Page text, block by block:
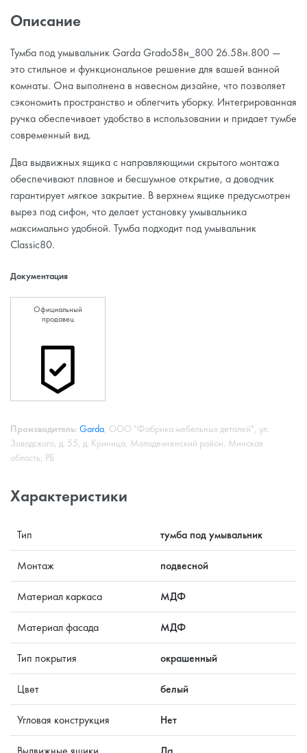
Описание
Тумба под умывальник Garda Grado58н_800 26.58н.800 —
это стильное и функциональное решение для вашей ванной
комнаты. Она выполнена в навесном дизайне, что позволяет
сэкономить пространство и облегчить уборку. Интегрированная
ручка обеспечивает удобство в использовании и придает тумбе
современный вид.
Два выдвижных ящика с направляющими скрытого монтажа
обеспечивают плавное и бесшумное открытие, а доводчик
гарантирует мягкое закрытие. В верхнем ящике предусмотрен
вырез под сифон, что делает установку умывальника
максимально удобной. Тумба подходит под умывальник
Classic80.
Документация
Официальный
продавец
Производитель: Garda, ООО "Фабрика мебельных деталей", ул.
Завадского, д. 55, д. Криница, Молодечненский район, Минская
область, РБ
Характеристики
Тип тумба под умывальник
Монтаж подвесной
Материал каркаса МДФ
Материал фасада МДФ
Тип покрытия окрашенный
Цвет белый
Угловая конструкция Нет